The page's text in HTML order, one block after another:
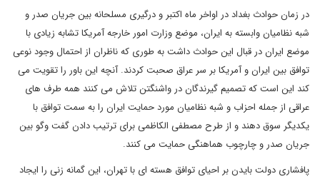
در زمان حوادث بغداد در اواخر ماه اکتبر و درگیری مسلحانه بین جریان صدر و
شبه نظامیان وابسته به ایران، موضع وزارت امور خارجه آمریکا تشابه زیادی با
موضع ایران در قبال این حوادث داشت به طوری که ناظران از احتمال وجود نوعی
توافق بین ایران و آمریکا بر سر عراق صحبت کردند. آنچه این باور را تقویت می
کند این است که تصمیم گیرندگان در واشنگتن تلاش می کنند همه طرف های
عراقی از جمله احزاب و شبه نظامیان مورد حمایت ایران را به سمت توافق با
یکدیگر سوق دهند و از طرح مصطفی الکاظمی برای ترتیب دادن گفت وگو بین
جریان صدر و چارچوب هماهنگی حمایت می کنند.
پافشاری دولت بایدن بر احیای توافق هسته ای با تهران، این گمانه زنی را ایجاد